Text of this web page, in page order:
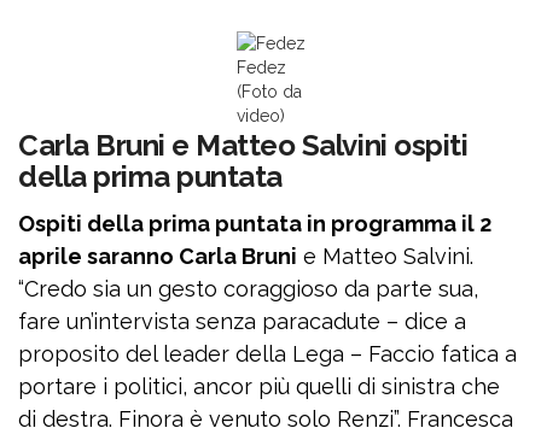
Fedez
(Foto da
video)
Carla Bruni e Matteo Salvini ospiti
della prima puntata
Ospiti della prima puntata in programma il 2
aprile saranno Carla Bruni e Matteo Salvini.
“Credo sia un gesto coraggioso da parte sua,
fare un’intervista senza paracadute – dice a
proposito del leader della Lega – Faccio fatica a
portare i politici, ancor più quelli di sinistra che
di destra. Finora è venuto solo Renzi”. Francesca